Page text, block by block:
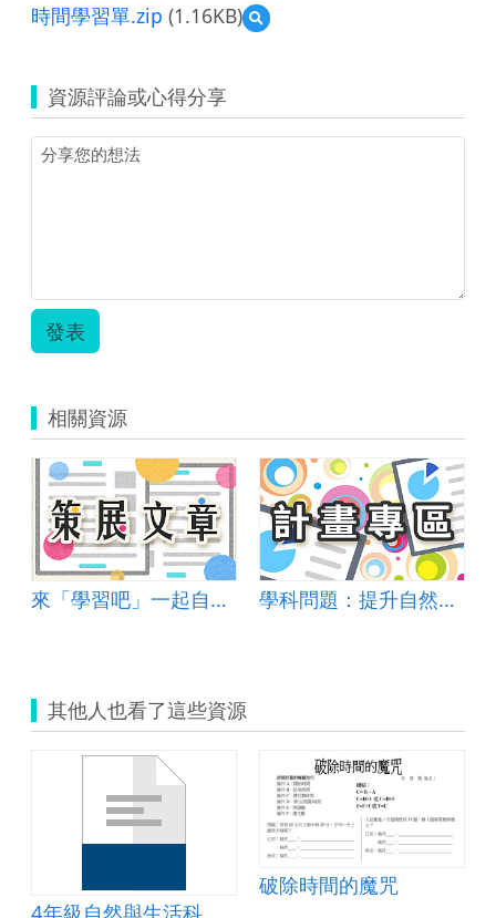
時間學習單.zip (1.16KB)
預
覽
習
單.zip
資源評論或心得分享
發表
相關資源
來「學習吧」一起自主學習吧！ 學科問題：提升自然學科學習動機
其他人也看了這些資源
破除時間的魔咒